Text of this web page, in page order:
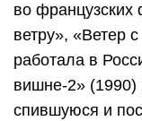
во
ветру», «Ветер
работала в
вишне-2»
спившуюся и